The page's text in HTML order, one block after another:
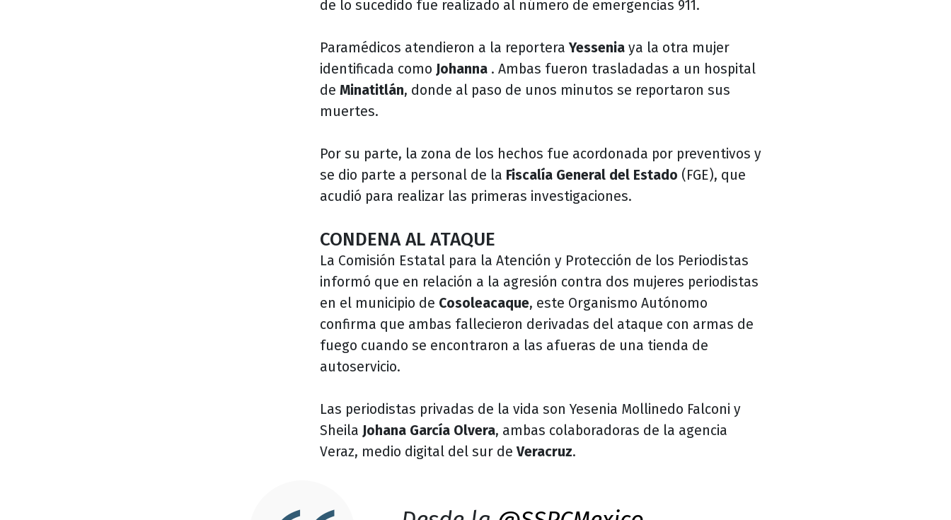
de lo sucedido fue realizado al número de emergencias 911.
Paramédicos atendieron a la reportera Yesseniaya la otra mujer
identificada como Johanna. Ambas fueron trasladadas a un hospital
de Minatitlán, donde al paso de unos minutos se reportaron sus
muertes.
Por su parte, la zona de los hechos fue acordonada por preventivos y
se dio parte a personal de la Fiscalía General del Estado (FGE), que
acudió para realizar las primeras investigaciones.
CONDENA AL ATAQUE
La Comisión Estatal para la Atención y Protección de los Periodistas
informó que en relación a la agresión contra dos mujeres periodistas
en el municipio de Cosoleacaque, este Organismo Autónomo
confirma que ambas fallecieron derivadas del ataque con armas de
fuego cuando se encontraron a las afueras de una tienda de
autoservicio.
Las periodistas privadas de la vida son Yesenia Mollinedo Falconi y
Sheila Johana García Olvera, ambas colaboradoras de la agencia
Veraz, medio digital del sur deVeracruz.